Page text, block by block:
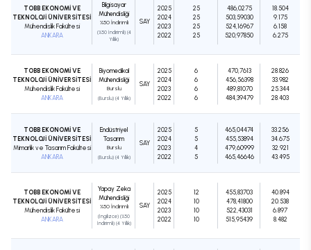
TOBB EKONOMİ VE
TEKNOLOJİ ÜNİVERSİTESİ
Mühendislik Fakültesi
ANKARA
Bilgisayar
Mühendisliği
%50 İndirimli
(%50 İndirimli) (4
Yıllık)
SAY
2025
2024
2023
2022
25
25
25
25
486,0275
503,59030
524,16967
520,97850
18.504
9.175
6.158
6.275
TOBB EKONOMİ VE
TEKNOLOJİ ÜNİVERSİTESİ
Mühendislik Fakültesi
ANKARA
Biyomedikal
Mühendisliği
Burslu
(Burslu) (4 Yıllık)
SAY
2025
2024
2023
2022
6
6
6
6
470,7613
456,56398
489,81070
484,39479
28.826
33.982
25.344
28.403
TOBB EKONOMİ VE
TEKNOLOJİ ÜNİVERSİTESİ
Mimarlık ve Tasarım Fakültesi
ANKARA
Endüstriyel
Tasarım
Burslu
(Burslu) (4 Yıllık)
SAY
2025
2024
2023
2022
5
5
4
5
465,04474
455,53894
479,60999
465,46646
33.256
34.675
32.921
43.495
TOBB EKONOMİ VE
TEKNOLOJİ ÜNİVERSİTESİ
Mühendislik Fakültesi
ANKARA
Yapay Zeka
Mühendisliği
%50 İndirimli
(İngilizce) (%50
İndirimli) (4 Yıllık)
SAY
2025
2024
2023
2022
12
10
10
10
455,83703
478,41800
522,43031
515,95439
40.894
20.538
6.897
8.482